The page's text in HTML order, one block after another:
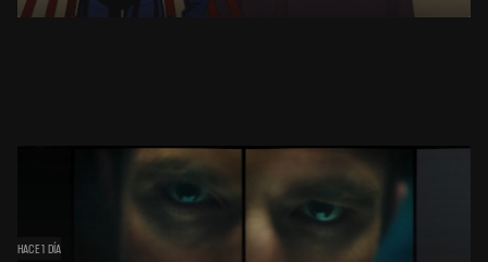
HACE 1 DÍA